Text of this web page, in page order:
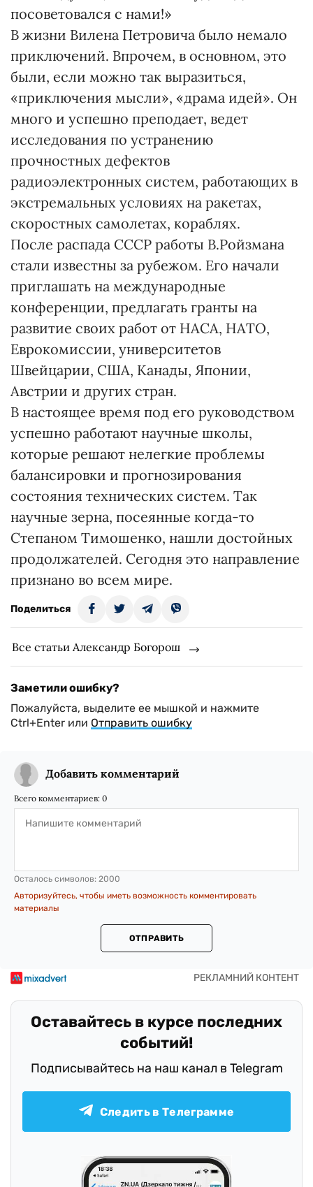
посоветовался с нами!»
В жизни Вилена Петровича было немало
приключений. Впрочем, в основном, это
были, если можно так выразиться,
«приключения мысли», «драма идей». Он
много и успешно преподает, ведет
исследования по устранению
прочностных дефектов
радиоэлектронных систем, работающих в
экстремальных условиях на ракетах,
скоростных самолетах, кораблях.
После распада СССР работы В.Ройзмана
стали известны за рубежом. Его начали
приглашать на международные
конференции, предлагать гранты на
развитие своих работ от НАСА, НАТО,
Еврокомиссии, университетов
Швейцарии, США, Канады, Японии,
Австрии и других стран.
В настоящее время под его руководством
успешно работают научные школы,
которые решают нелегкие проблемы
балансировки и прогнозирования
состояния технических систем. Так
научные зерна, посеянные когда-то
Степаном Тимошенко, нашли достойных
продолжателей. Сегодня это направление
признано во всем мире.
Поделиться
Все статьи Александр Богорош
Заметили ошибку?
Пожалуйста, выделите ее мышкой и нажмите
Ctrl+Enter или Отправить ошибку
Добавить комментарий
Всего комментариев: 0
Осталось символов: 2000
Авторизуйтесь, чтобы иметь возможность комментировать
материалы
ОТПРАВИТЬ
Оставайтесь в курсе последних
событий!
Подписывайтесь на наш канал в Telegram
Следить в Телеграмме